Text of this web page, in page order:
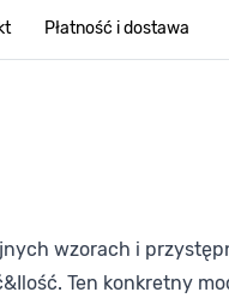
Płatność i dostawa
wzorach i
Ten konkretny